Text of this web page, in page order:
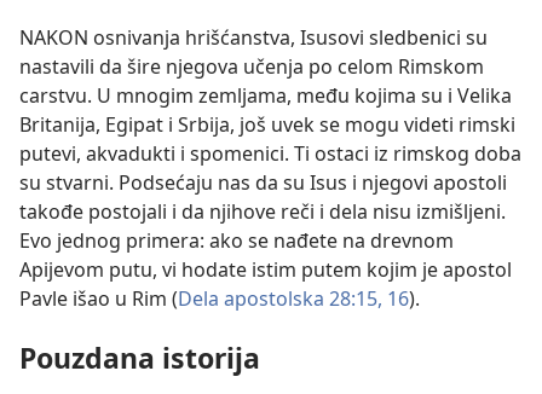
NAKON osnivanja hrišćanstva, Isusovi sledbenici su
nastavili da šire njegova učenja po celom Rimskom
carstvu. U mnogim zemljama, među kojima su i Velika
Britanija, Egipat i Srbija, još uvek se mogu videti rimski
putevi, akvadukti i spomenici. Ti ostaci iz rimskog doba
su stvarni. Podsećaju nas da su Isus i njegovi apostoli
takođe postojali i da njihove reči i dela nisu izmišljeni.
Evo jednog primera: ako se nađete na drevnom
Apijevom putu, vi hodate istim putem kojim je apostol
Pavle išao u Rim (Dela apostolska 28:15, 16).
Pouzdana istorija